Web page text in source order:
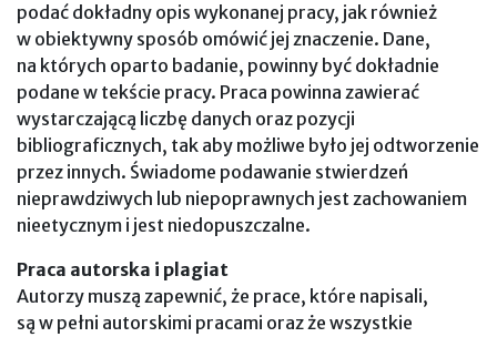
podać dokładny opis wykonanej pracy, jak również
w obiektywny sposób omówić jej znaczenie. Dane,
na których oparto badanie, powinny być dokładnie
podane w tekście pracy. Praca powinna zawierać
wystarczającą liczbę danych oraz pozycji
bibliograficznych, tak aby możliwe było jej odtworzenie
przez innych. Świadome podawanie stwierdzeń
nieprawdziwych lub niepoprawnych jest zachowaniem
nieetycznym i jest niedopuszczalne.
Praca autorska i plagiat
Autorzy muszą zapewnić, że prace, które napisali,
są w pełni autorskimi pracami oraz że wszystkie